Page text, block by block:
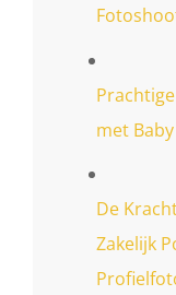
met Baby
De
Zakelijk